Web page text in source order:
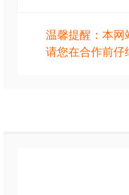
温馨提醒：本网
请您在合作前仔